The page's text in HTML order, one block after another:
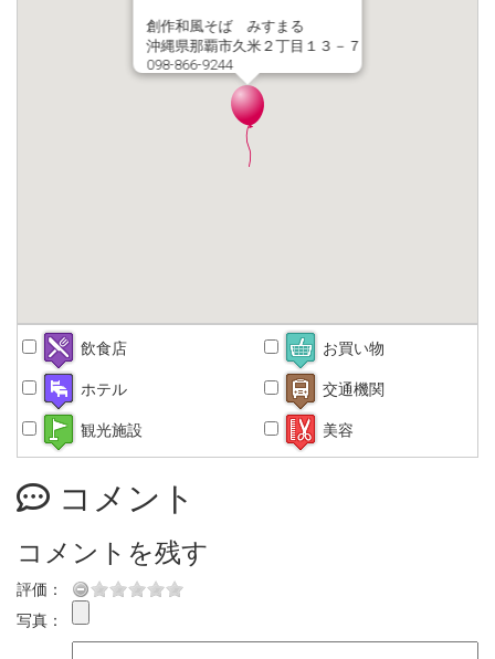
創作和風そば みすまる
沖縄県那覇市久米２丁目１３－７
098-866-9244
飲食店 お買い物
ホテル 交通機関
観光施設 美容
コメント
コメントを残す
評価：
写真：